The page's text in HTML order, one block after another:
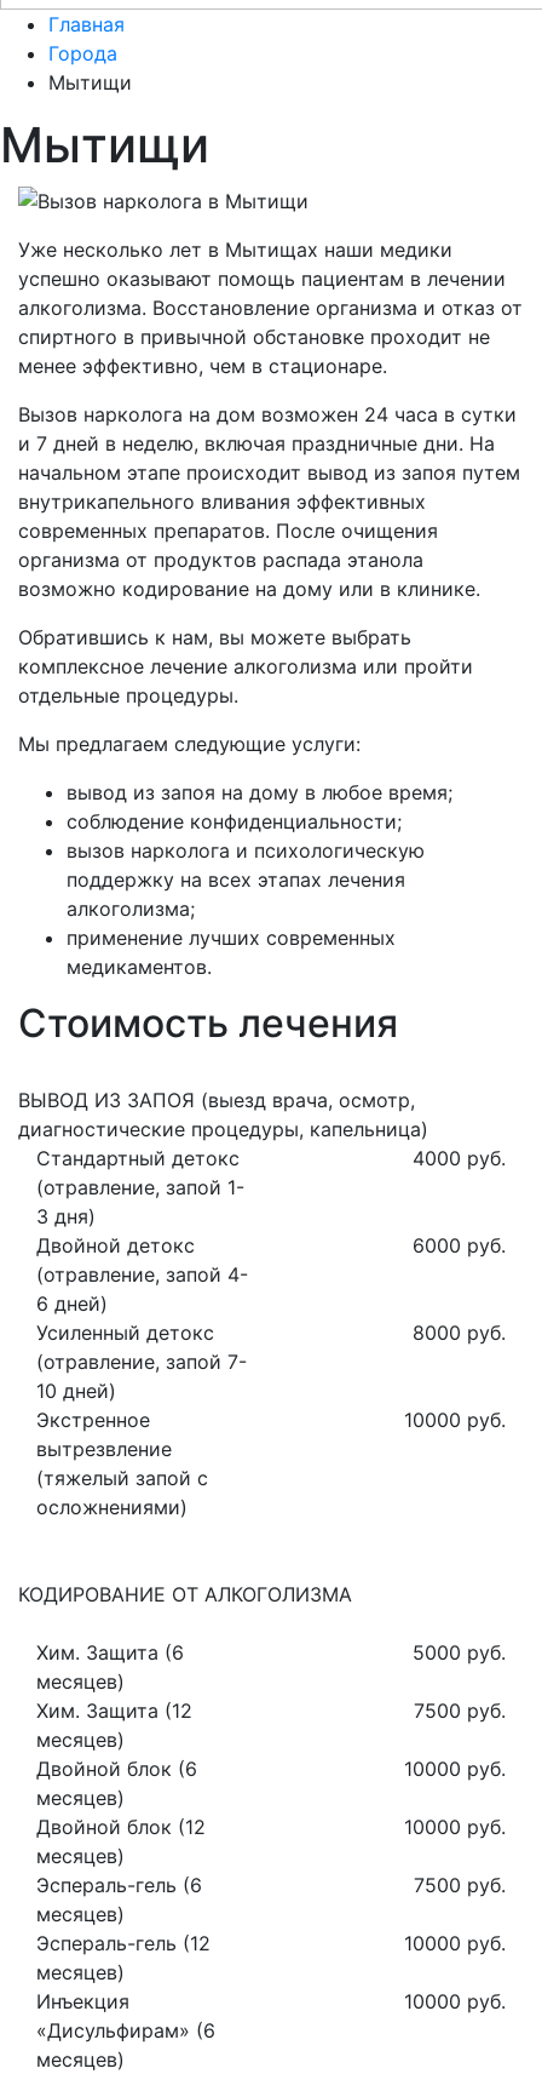
Главная
Города
Мытищи
Мытищи
Уже несколько лет в Мытищах наши медики
успешно оказывают помощь пациентам в лечении
алкоголизма. Восстановление организма и отказ от
спиртного в привычной обстановке проходит не
менее эффективно, чем в стационаре.
Вызов нарколога на дом возможен 24 часа в сутки
и 7 дней в неделю, включая праздничные дни. На
начальном этапе происходит вывод из запоя путем
внутрикапельного вливания эффективных
современных препаратов. После очищения
организма от продуктов распада этанола
возможно кодирование на дому или в клинике.
Обратившись к нам, вы можете выбрать
комплексное лечение алкоголизма или пройти
отдельные процедуры.
Мы предлагаем следующие услуги:
вывод из запоя на дому в любое время;
соблюдение конфиденциальности;
вызов нарколога и психологическую
поддержку на всех этапах лечения
алкоголизма;
применение лучших современных
медикаментов.
Стоимость лечения
ВЫВОД ИЗ ЗАПОЯ (выезд врача, осмотр,
диагностические процедуры, капельница)
Стандартный детокс
(отравление, запой 1-
3 дня)
4000 руб.
Двойной детокс
(отравление, запой 4-
6 дней)
6000 руб.
Усиленный детокс
(отравление, запой 7-
10 дней)
8000 руб.
Экстренное
вытрезвление
(тяжелый запой с
осложнениями)
10000 руб.
КОДИРОВАНИЕ ОТ АЛКОГОЛИЗМА
Хим. Защита (6
месяцев)
5000 руб.
Хим. Защита (12
месяцев)
7500 руб.
Двойной блок (6
месяцев)
10000 руб.
Двойной блок (12
месяцев)
10000 руб.
Эспераль-гель (6
месяцев)
7500 руб.
Эспераль-гель (12
месяцев)
10000 руб.
Инъекция
«Дисульфирам» (6
месяцев)
10000 руб.